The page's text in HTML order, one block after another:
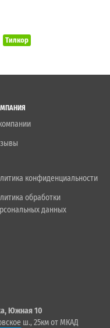
Тилкор
конфиденциальности
обработки
данных
Южная 10
ш., 25км от МКАД